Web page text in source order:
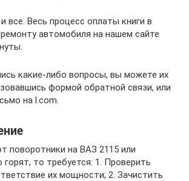
все. Весь процесс оплаты книги в
автомобиля на нашем сайте
какие-либо вопросы, вы можете их
формой обратной связи, или
на l.com.
поворотники на ВАЗ 2115 или
горят, то требуется: 1. Проверить
их мощности; 2. Зачистить